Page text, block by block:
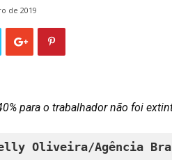
de 2019
para o trabalhador não foi
Oliveira/Agência